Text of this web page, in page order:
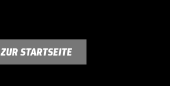
ZUR STARTSEITE